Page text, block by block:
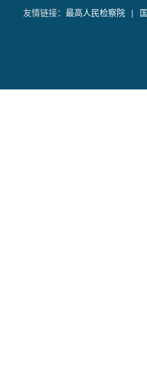
友情链接： 最高人民检察院 |